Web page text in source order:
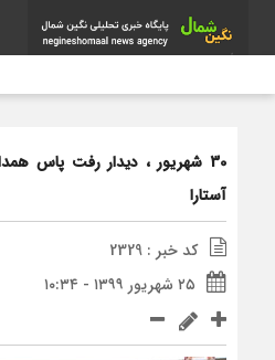
30 شهریور ، دیدار رفت پاس
آستارا
کد خبر : 2329
۲۵ شهریور ۱۳۹۹ - ۱۰:۳۴